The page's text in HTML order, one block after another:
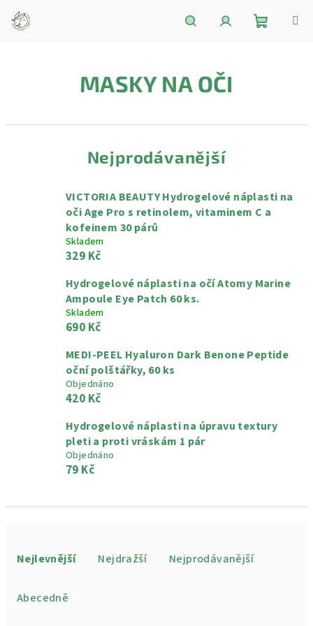
obsah
MASKY NA OČI
Nejprodávanější
VICTORIA BEAUTY Hydrogelové náplasti na
oči Age Pro s retinolem, vitaminem C a
kofeinem 30 párů
Skladem
329 Kč
Hydrogelové náplasti na očí Atomy Marine
Ampoule Eye Patch 60 ks.
Skladem
690 Kč
MEDI-PEEL Hyaluron Dark Benone Peptide
oční polštářky, 60 ks
Objednáno
420 Kč
Hydrogelové náplasti na úpravu textury
pleti a proti vráskám 1 pár
Objednáno
79 Kč
Nejlevnější Nejdražší Nejprodávanější
Abecedně